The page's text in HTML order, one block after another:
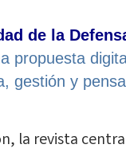
de la
propuesta
gestión y
la revista